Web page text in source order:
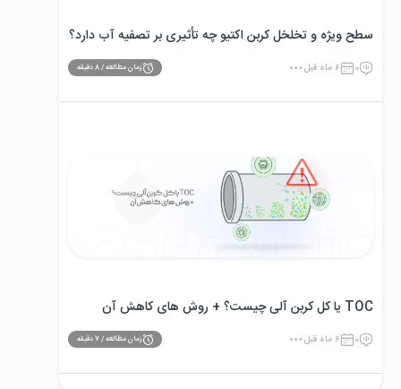
سطح ویژه و تخلخل کربن اکتیو چه تأثیری بر تصفیه آب دارد؟
0 6 ماه قبل زمان مطالعه /8دقیقه
TOC یا کل کربن آلی چیست؟ + روش های کاهش آن
0 6 ماه قبل زمان مطالعه /7دقیقه